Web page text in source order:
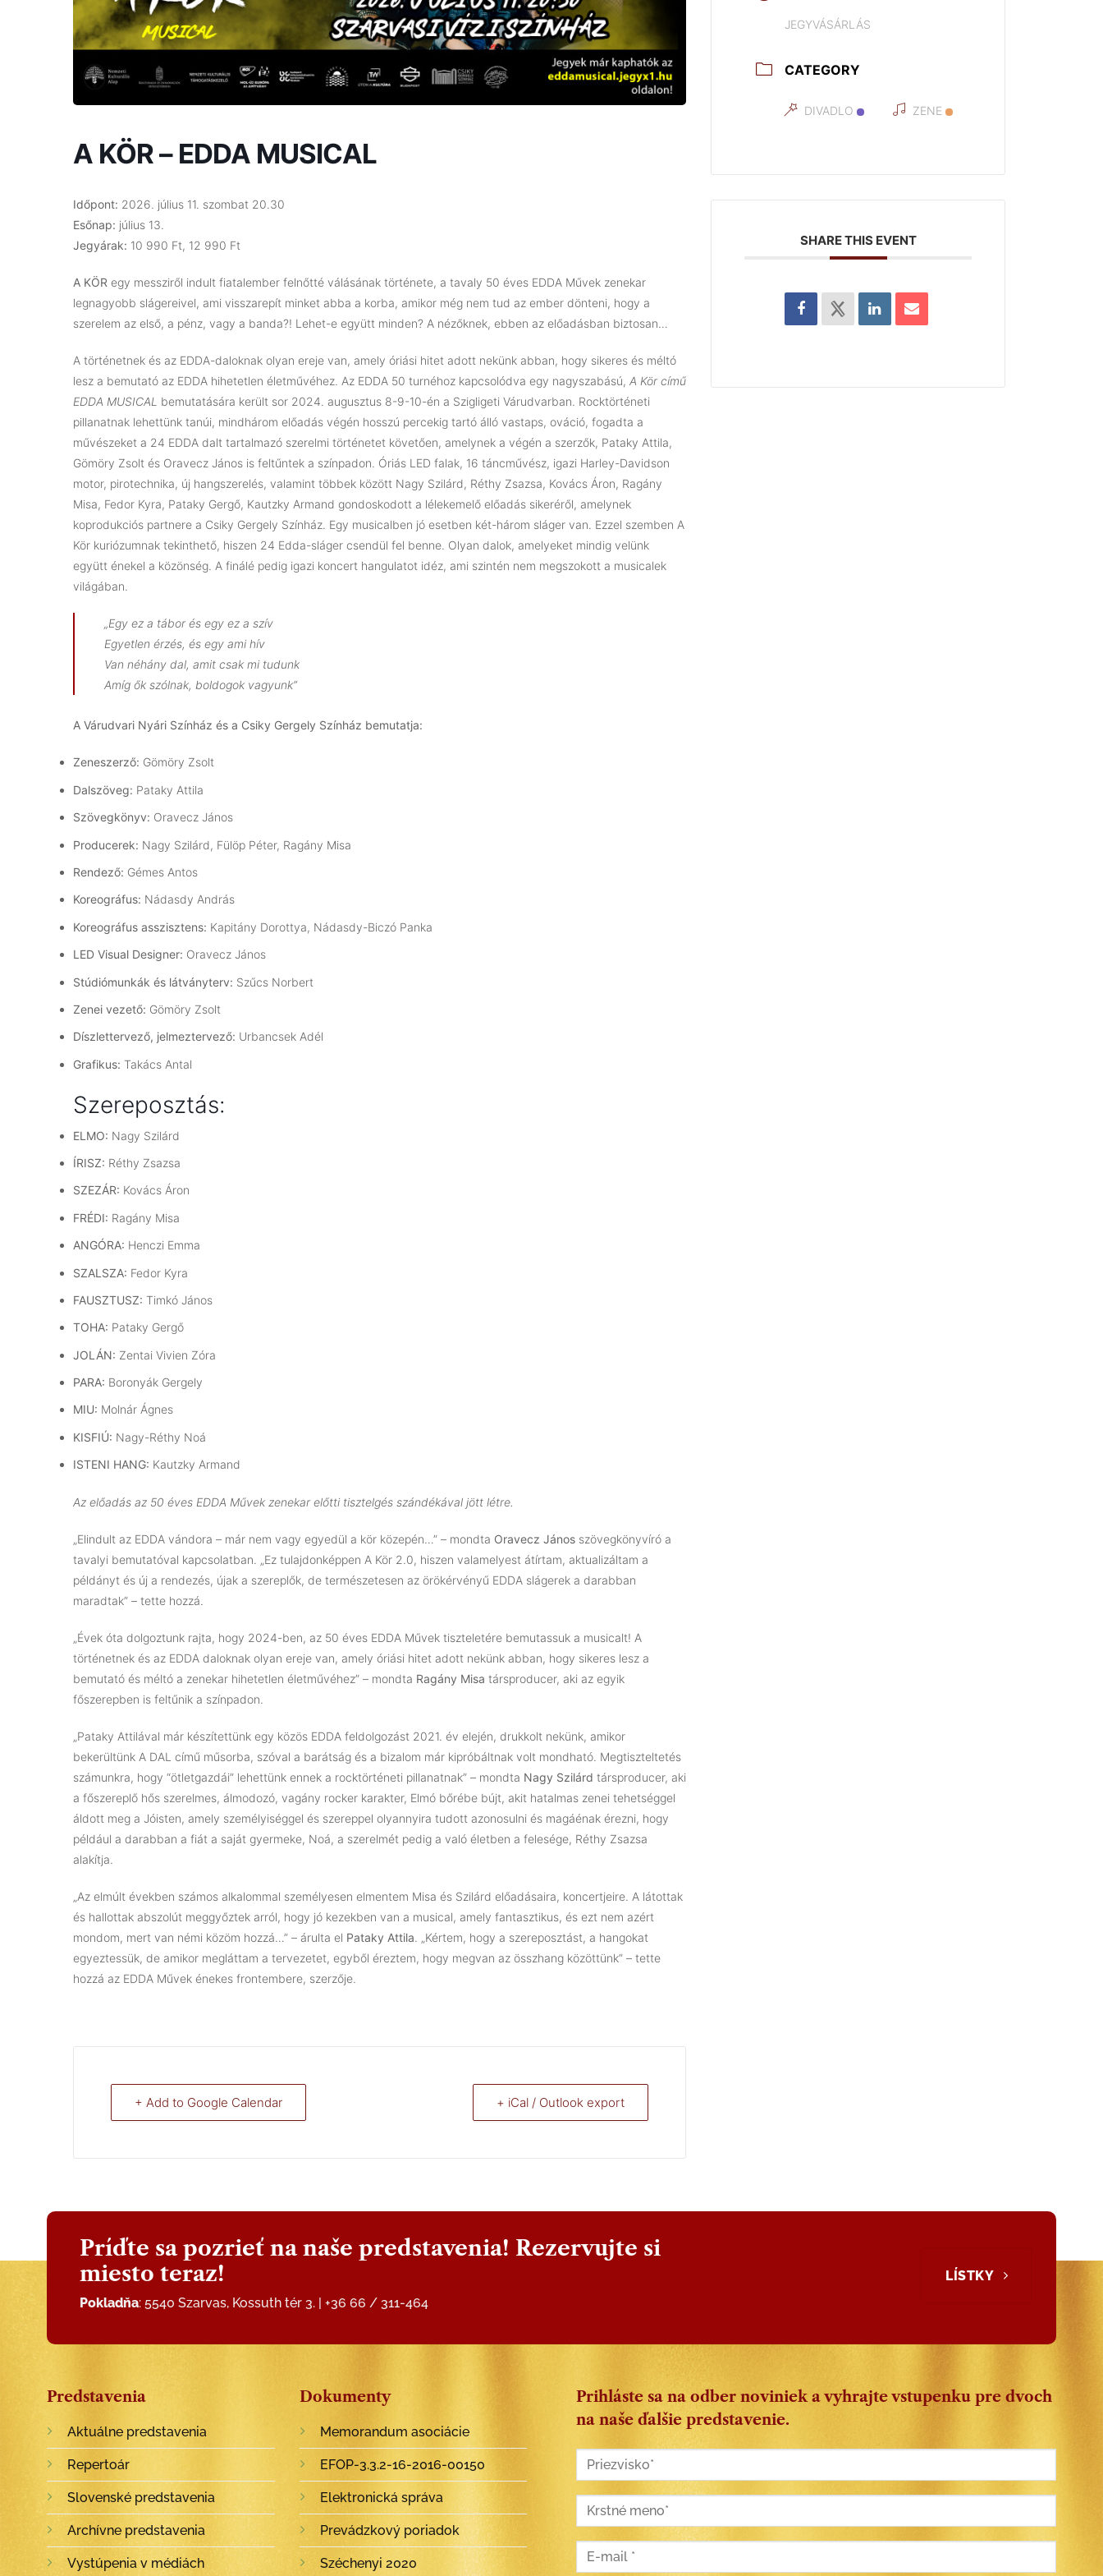
A KÖR – EDDA MUSICAL
Időpont: 2026. július 11. szombat 20.30
Esőnap: július 13.
Jegyárak: 10 990 Ft, 12 990 Ft
A KÖR egy messziről indult fiatalember felnőtté válásának története, a tavaly 50 éves EDDA Művek zenekar
legnagyobb slágereivel, ami visszarepít minket abba a korba, amikor még nem tud az ember dönteni, hogy a
szerelem az első, a pénz, vagy a banda?! Lehet-e együtt minden? A nézőknek, ebben az előadásban biztosan…
A történetnek és az EDDA-daloknak olyan ereje van, amely óriási hitet adott nekünk abban, hogy sikeres és méltó
lesz a bemutató az EDDA hihetetlen életművéhez. Az EDDA 50 turnéhoz kapcsolódva egy nagyszabású, A Kör című
EDDA MUSICAL bemutatására került sor 2024. augusztus 8-9-10-én a Szigligeti Várudvarban. Rocktörténeti
pillanatnak lehettünk tanúi, mindhárom előadás végén hosszú percekig tartó álló vastaps, ováció, fogadta a
művészeket a 24 EDDA dalt tartalmazó szerelmi történetet követően, amelynek a végén a szerzők, Pataky Attila,
Gömöry Zsolt és Oravecz János is feltűntek a színpadon. Óriás LED falak, 16 táncművész, igazi Harley-Davidson
motor, pirotechnika, új hangszerelés, valamint többek között Nagy Szilárd, Réthy Zsazsa, Kovács Áron, Ragány
Misa, Fedor Kyra, Pataky Gergő, Kautzky Armand gondoskodott a lélekemelő előadás sikeréről, amelynek
koprodukciós partnere a Csiky Gergely Színház. Egy musicalben jó esetben két-három sláger van. Ezzel szemben A
Kör kuriózumnak tekinthető, hiszen 24 Edda-sláger csendül fel benne. Olyan dalok, amelyeket mindig velünk
együtt énekel a közönség. A finálé pedig igazi koncert hangulatot idéz, ami szintén nem megszokott a musicalek
világában.
„Egy ez a tábor és egy ez a szív
Egyetlen érzés, és egy ami hív
Van néhány dal, amit csak mi tudunk
Amíg ők szólnak, boldogok vagyunk”
A Várudvari Nyári Színház és a Csiky Gergely Színház bemutatja:
Zeneszerző: Gömöry Zsolt
Dalszöveg: Pataky Attila
Szövegkönyv: Oravecz János
Producerek: Nagy Szilárd, Fülöp Péter, Ragány Misa
Rendező: Gémes Antos
Koreográfus: Nádasdy András
Koreográfus asszisztens: Kapitány Dorottya, Nádasdy-Biczó Panka
LED Visual Designer: Oravecz János
Stúdiómunkák és látványterv: Szűcs Norbert
Zenei vezető: Gömöry Zsolt
Díszlettervező, jelmeztervező: Urbancsek Adél
Grafikus: Takács Antal
Szereposztás:
ELMO: Nagy Szilárd
ÍRISZ: Réthy Zsazsa
SZEZÁR: Kovács Áron
FRÉDI: Ragány Misa
ANGÓRA: Henczi Emma
SZALSZA: Fedor Kyra
FAUSZTUSZ: Timkó János
TOHA: Pataky Gergő
JOLÁN: Zentai Vivien Zóra
PARA: Boronyák Gergely
MIU: Molnár Ágnes
KISFIÚ: Nagy-Réthy Noá
ISTENI HANG: Kautzky Armand
Az előadás az 50 éves EDDA Művek zenekar előtti tisztelgés szándékával jött létre.
„Elindult az EDDA vándora – már nem vagy egyedül a kör közepén…” – mondta Oravecz János szövegkönyvíró a
tavalyi bemutatóval kapcsolatban. „Ez tulajdonképpen A Kör 2.0, hiszen valamelyest átírtam, aktualizáltam a
példányt és új a rendezés, újak a szereplők, de természetesen az örökérvényű EDDA slágerek a darabban
maradtak” – tette hozzá.
„Évek óta dolgoztunk rajta, hogy 2024-ben, az 50 éves EDDA Művek tiszteletére bemutassuk a musicalt! A
történetnek és az EDDA daloknak olyan ereje van, amely óriási hitet adott nekünk abban, hogy sikeres lesz a
bemutató és méltó a zenekar hihetetlen életművéhez” – mondta Ragány Misa társproducer, aki az egyik
főszerepben is feltűnik a színpadon.
„Pataky Attilával már készítettünk egy közös EDDA feldolgozást 2021. év elején, drukkolt nekünk, amikor
bekerültünk A DAL című műsorba, szóval a barátság és a bizalom már kipróbáltnak volt mondható. Megtiszteltetés
számunkra, hogy “ötletgazdái” lehettünk ennek a rocktörténeti pillanatnak” – mondta Nagy Szilárd társproducer, aki
a főszereplő hős szerelmes, álmodozó, vagány rocker karakter, Elmó bőrébe bújt, akit hatalmas zenei tehetséggel
áldott meg a Jóisten, amely személyiséggel és szereppel olyannyira tudott azonosulni és magáénak érezni, hogy
például a darabban a fiát a saját gyermeke, Noá, a szerelmét pedig a való életben a felesége, Réthy Zsazsa
alakítja.
„Az elmúlt években számos alkalommal személyesen elmentem Misa és Szilárd előadásaira, koncertjeire. A látottak
és hallottak abszolút meggyőztek arról, hogy jó kezekben van a musical, amely fantasztikus, és ezt nem azért
mondom, mert van némi közöm hozzá…” – árulta el Pataky Attila. „Kértem, hogy a szereposztást, a hangokat
egyeztessük, de amikor megláttam a tervezetet, egyből éreztem, hogy megvan az összhang közöttünk” – tette
hozzá az EDDA Művek énekes frontembere, szerzője.
+ Add to Google Calendar + iCal / Outlook export
JEGYVÁSÁRLÁS
CATEGORY
DIVADLO ZENE
SHARE THIS EVENT
Príďte sa pozrieť na naše predstavenia! Rezervujte si
miesto teraz!
Pokladňa: 5540 Szarvas, Kossuth tér 3. | +36 66 / 311-464
LÍSTKY
Predstavenia
Aktuálne predstavenia
Repertoár
Slovenské predstavenia
Archívne predstavenia
Vystúpenia v médiách
Dokumenty
Memorandum asociácie
EFOP-3.3.2-16-2016-00150​
Elektronická správa
Prevádzkový poriadok
Széchenyi 2020
Prihláste sa na odber noviniek a vyhrajte vstupenku pre dvoch
na naše ďalšie predstavenie.